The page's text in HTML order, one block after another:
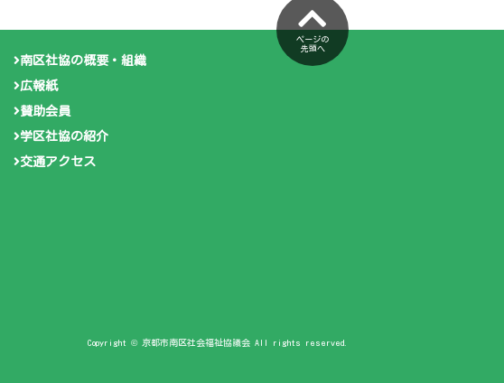
ページの
先頭へ
南区社協の概要・組織
広報紙
賛助会員
学区社協の紹介
交通アクセス
Copyright © 京都市南区社会福祉協議会 All rights reserved.